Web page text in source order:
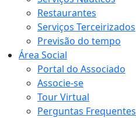
Restaurantes
Serviços Terceirizados
Previsão do tempo
Área Social
Portal do Associado
Associe-se
Tour Virtual
Perguntas Frequentes